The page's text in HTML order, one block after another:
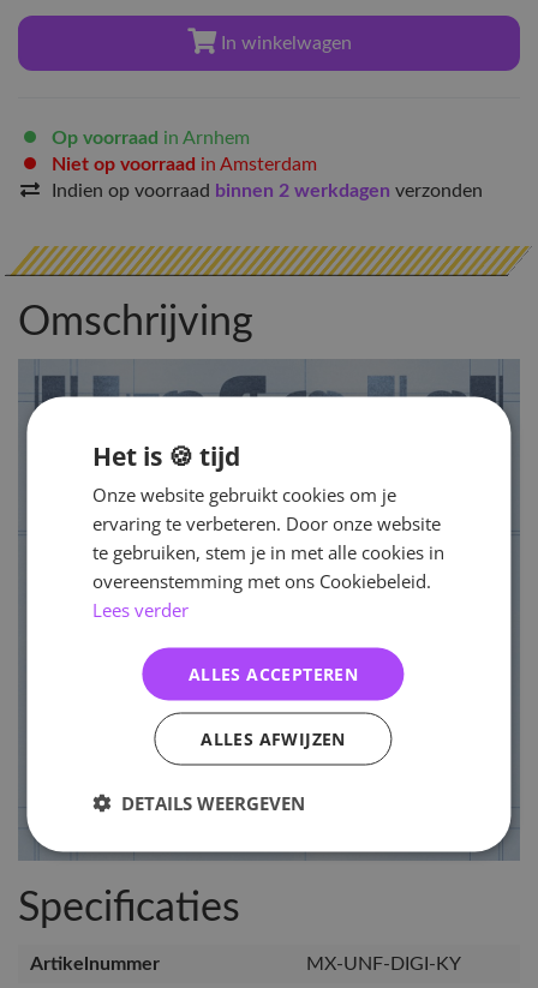
In winkelwagen
Op voorraad in Arnhem
Niet op voorraad in Amsterdam
Indien op voorraad binnen 2 werkdagen verzonden
Omschrijving
Specificaties
Artikelnummer
MX-UNF-DIGI-KY
Het is 🍪 tijd
Onze website gebruikt cookies om je
ervaring te verbeteren. Door onze website
te gebruiken, stem je in met alle cookies in
overeenstemming met ons Cookiebeleid.
Lees verder
ALLES ACCEPTEREN
ALLES AFWIJZEN
DETAILS WEERGEVEN